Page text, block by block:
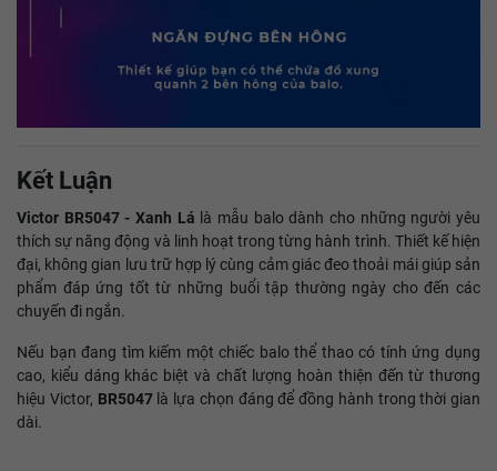
Kết Luận
Victor BR5047 - Xanh Lá là mẫu balo dành cho những người yêu
thích sự năng động và linh hoạt trong từng hành trình. Thiết kế hiện
đại, không gian lưu trữ hợp lý cùng cảm giác đeo thoải mái giúp sản
phẩm đáp ứng tốt từ những buổi tập thường ngày cho đến các
chuyến đi ngắn.
Nếu bạn đang tìm kiếm một chiếc balo thể thao có tính ứng dụng
cao, kiểu dáng khác biệt và chất lượng hoàn thiện đến từ thương
hiệu Victor, BR5047là lựa chọn đáng để đồng hành trong thời gian
dài.